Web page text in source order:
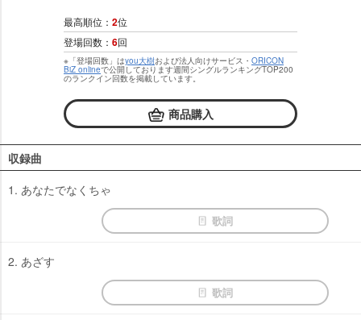
最高順位： 2位
登場回数： 6回
※「登場回数」はyou大樹および法人向けサービス・ ORICON
BiZ onlineで公開しております週間シングルランキングTOP200
のランクイン回数を掲載しています。
商品購入
収録曲
1. あなたでなくちゃ
歌詞
2. あざす
歌詞